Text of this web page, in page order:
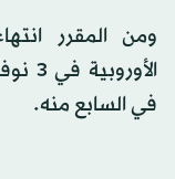
ومن المقرر
في السابع منه.